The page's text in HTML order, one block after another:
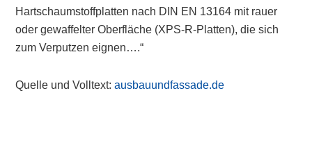
Hartschaumstoffplatten nach DIN EN 13164 mit rauer
oder gewaffelter Oberfläche (XPS-R-Platten), die sich
zum Verputzen eignen….“
Quelle und Volltext:ausbauundfassade.de